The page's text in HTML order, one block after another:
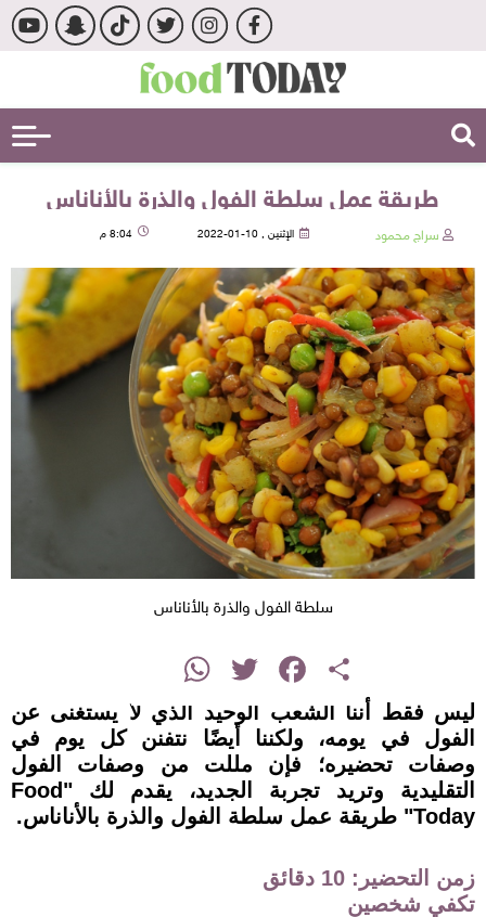
طريقة عمل سلطة الفول والذرة بالأناناس
سراج محمود الإثنين , 10-01-2022 8:04 م
سلطة الفول والذرة بالأناناس
Share
Facebook
Twitter
WhatsApp
ليس فقط أننا الشعب الوحيد الذي لا يستغنى عن
الفول في يومه، ولكننا أيضًا نتفنن كل يوم في
وصفات تحضيره؛ فإن مللت من وصفات الفول
التقليدية وتريد تجربة الجديد، يقدم لك "Food
Today" طريقة عمل سلطة الفول والذرة بالأناناس.
زمن التحضير: 10 دقائق
تكفي شخصين